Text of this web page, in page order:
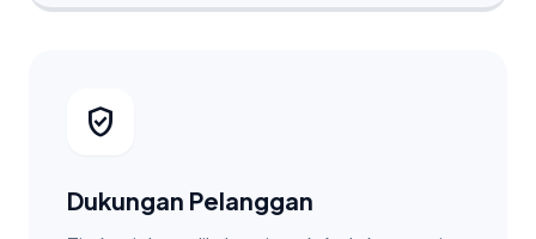
verified_user
Dukungan Pelanggan